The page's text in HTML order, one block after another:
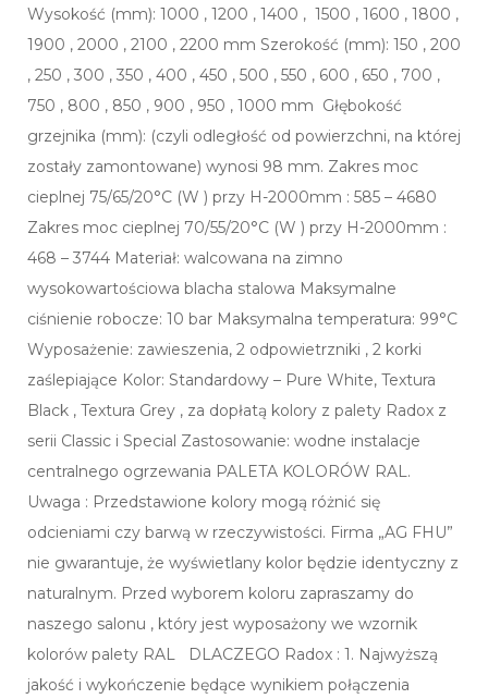
Wysokość (mm): 1000 , 1200 , 1400 , 1500 , 1600 , 1800 ,
1900 , 2000 , 2100 , 2200 mm Szerokość (mm): 150 , 200
, 250 , 300 , 350 , 400 , 450 , 500 , 550 , 600 , 650 , 700 ,
750 , 800 , 850 , 900 , 950 , 1000 mm Głębokość
grzejnika (mm): (czyli odległość od powierzchni, na której
zostały zamontowane) wynosi 98 mm. Zakres moc
cieplnej 75/65/20°C (W ) przy H-2000mm : 585 – 4680
Zakres moc cieplnej 70/55/20°C (W ) przy H-2000mm :
468 – 3744 Materiał: walcowana na zimno
wysokowartościowa blacha stalowa Maksymalne
ciśnienie robocze: 10 bar Maksymalna temperatura: 99°C
Wyposażenie: zawieszenia, 2 odpowietrzniki , 2 korki
zaślepiające Kolor: Standardowy – Pure White, Textura
Black , Textura Grey , za dopłatą kolory z palety Radox z
serii Classic i Special Zastosowanie: wodne instalacje
centralnego ogrzewania PALETA KOLORÓW RAL.
Uwaga : Przedstawione kolory mogą różnić się
odcieniami czy barwą w rzeczywistości. Firma „AG FHU”
nie gwarantuje, że wyświetlany kolor będzie identyczny z
naturalnym. Przed wyborem koloru zapraszamy do
naszego salonu , który jest wyposażony we wzornik
kolorów palety RAL DLACZEGO Radox : 1. Najwyższą
jakość i wykończenie będące wynikiem połączenia